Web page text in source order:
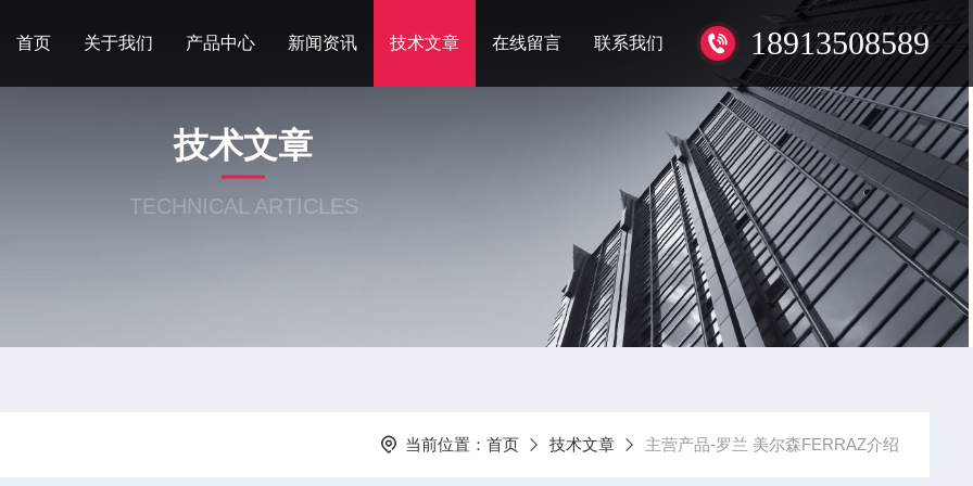
18913508589
首页 关于我们 产品中心 新闻资讯 技术文章 在线留言 联系我们
技术文章
TECHNICAL ARTICLES
当前位置： 首页 技术文章 主营产品-罗兰 美尔森FERRAZ介绍